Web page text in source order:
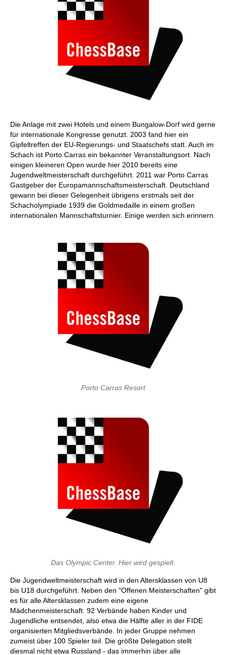
Die Anlage mit zwei Hotels und einem Bungalow-Dorf wird gerne
für internationale Kongresse genutzt. 2003 fand hier ein
Gipfeltreffen der EU-Regierungs- und Staatschefs statt. Auch im
Schach ist Porto Carras ein bekannter Veranstaltungsort. Nach
einigen kleineren Open wurde hier 2010 bereits eine
Jugendweltmeisterschaft durchgeführt. 2011 war Porto Carras
Gastgeber der Europamannschaftsmeisterschaft. Deutschland
gewann bei dieser Gelegenheit übrigens erstmals seit der
Schacholympiade 1939 die Goldmedaille in einem großen
internationalen Mannschaftsturnier. Einige werden sich erinnern.
Porto Carras Resort
Das Olympic Center. Hier wird gespielt.
Die Jugendweltmeisterschaft wird in den Altersklassen von U8
bis U18 durchgeführt. Neben den "Offenen Meisterschaften" gibt
es für alle Altersklassen zudem eine eigene
Mädchenmeisterschaft. 92 Verbände haben Kinder und
Jugendliche entsendet, also etwa die Hälfte aller in der FIDE
organisierten Mitgliedsverbände. In jeder Gruppe nehmen
zumeist über 100 Spieler teil. Die größte Delegation stellt
diesmal nicht etwa Russland - das immerhin über alle